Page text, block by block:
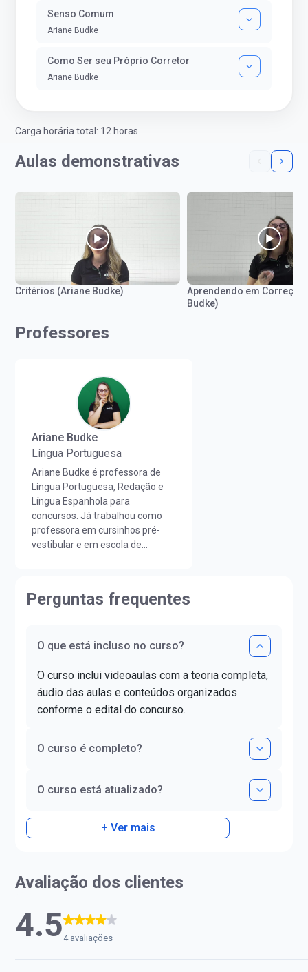
Senso Comum
Ariane Budke
Como Ser seu Próprio Corretor
Ariane Budke
Carga horária total: 12 horas
Aulas demonstrativas
Critérios (Ariane Budke)
Aprendendo em
Budke)
Professores
Ariane Budke
Língua Portuguesa
Ariane Budke é professora de
Língua Portuguesa, Redação e
Língua Espanhola para
concursos. Já trabalhou como
professora em cursinhos pré-
vestibular e em escola de
Portugueses pela Faculdade de
Portuguesa pela FLUL. É pós-
Superior pela FAG e mestra em
Letras pela UNIOESTE. Obteve
certificado DELE de proficiência
Perguntas frequentes
O que está incluso no curso?
O curso inclui videoaulas com a teoria completa,
áudio das aulas e conteúdos organizados
conforme o edital do concurso.
O curso é completo?
O curso está atualizado?
+ Ver mais
Avaliação dos clientes
4.54 avaliações